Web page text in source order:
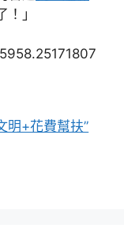
！」
明+花費幫扶”